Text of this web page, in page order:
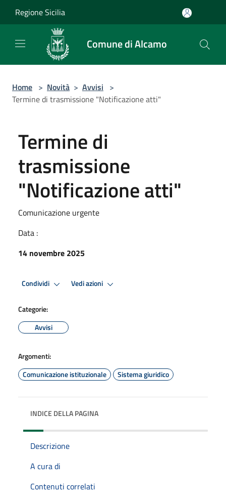
Regione Sicilia
Comune di Alcamo
Home > Novità > Avvisi >
Termine di trasmissione "Notificazione atti"
Termine di
trasmissione
"Notificazione atti"
Comunicazione urgente
Data :
14 novembre 2025
Condividi Vedi azioni
Categorie:
Avvisi
Argomenti:
Comunicazione istituzionale
Sistema giuridico
INDICE DELLA PAGINA
Descrizione
A cura di
Contenuti correlati